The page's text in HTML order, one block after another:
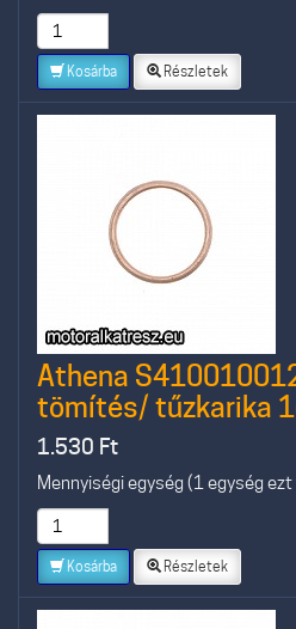
Kosárba Részletek
Athena
tömítés/ tűzkarika
1.530 Ft
Mennyiségi egység (1 egység
Kosárba Részletek